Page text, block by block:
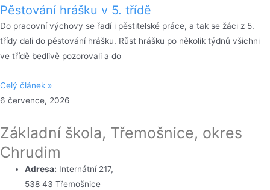
Pěstování hrášku v 5. třídě
Do pracovní výchovy se řadí i pěstitelské práce, a tak se žáci z 5.
třídy dali do pěstování hrášku. Růst hrášku po několik týdnů všichni
ve třídě bedlivě pozorovali a do
Celý článek »
6 července, 2026
Základní škola, Třemošnice, okres
Chrudim
Adresa: Internátní 217,
538 43 Třemošnice